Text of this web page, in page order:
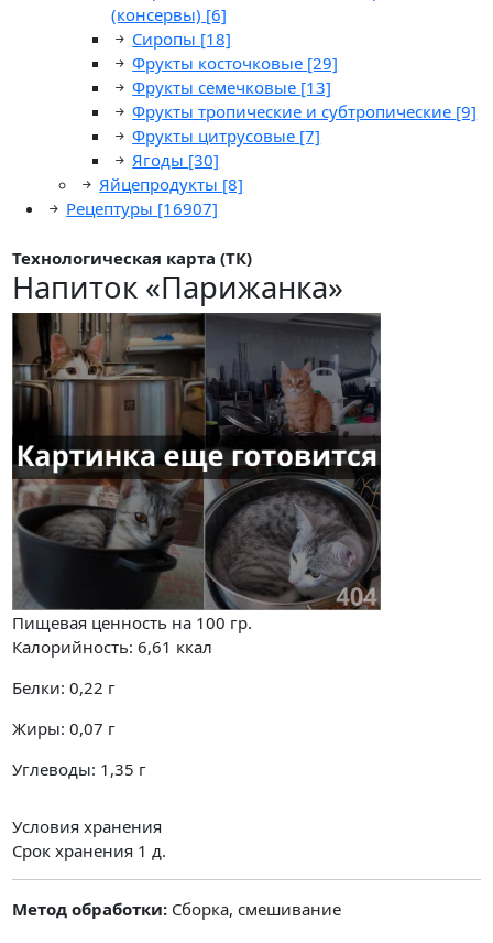
(консервы) [6]
Сиропы [18]
Фрукты косточковые [29]
Фрукты семечковые [13]
Фрукты тропические и субтропические [9]
Фрукты цитрусовые [7]
Ягоды [30]
Яйцепродукты [8]
Рецептуры [16907]
Технологическая карта (ТК)
Напиток «Парижанка»
Пищевая ценность на 100 гр.
Калорийность: 6,61 ккал
Белки: 0,22 г
Жиры: 0,07 г
Углеводы: 1,35 г
Условия хранения
Срок хранения 1 д.
Метод обработки: Сборка, смешивание